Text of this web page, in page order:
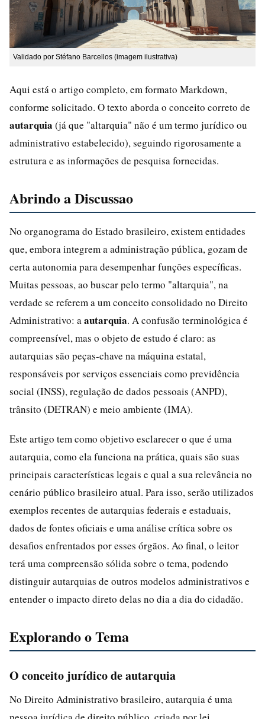
Validado por Stéfano Barcellos (imagem ilustrativa)
Aqui está o artigo completo, em formato Markdown,
conforme solicitado. O texto aborda o conceito correto de
autarquia (já que "altarquia" não é um termo jurídico ou
administrativo estabelecido), seguindo rigorosamente a
estrutura e as informações de pesquisa fornecidas.
Abrindo a Discussao
No organograma do Estado brasileiro, existem entidades
que, embora integrem a administração pública, gozam de
certa autonomia para desempenhar funções específicas.
Muitas pessoas, ao buscar pelo termo "altarquia", na
verdade se referem a um conceito consolidado no Direito
Administrativo: a autarquia. A confusão terminológica é
compreensível, mas o objeto de estudo é claro: as
autarquias são peças-chave na máquina estatal,
responsáveis por serviços essenciais como previdência
social (INSS), regulação de dados pessoais (ANPD),
trânsito (DETRAN) e meio ambiente (IMA).
Este artigo tem como objetivo esclarecer o que é uma
autarquia, como ela funciona na prática, quais são suas
principais características legais e qual a sua relevância no
cenário público brasileiro atual. Para isso, serão utilizados
exemplos recentes de autarquias federais e estaduais,
dados de fontes oficiais e uma análise crítica sobre os
desafios enfrentados por esses órgãos. Ao final, o leitor
terá uma compreensão sólida sobre o tema, podendo
distinguir autarquias de outros modelos administrativos e
entender o impacto direto delas no dia a dia do cidadão.
Explorando o Tema
O conceito jurídico de autarquia
No Direito Administrativo brasileiro, autarquia é uma